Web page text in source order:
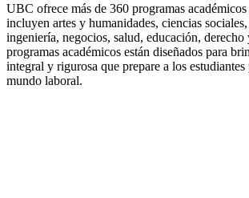
UBC ofrece más de 360 programas académicos
incluyen artes y humanidades, ciencias
ingeniería, negocios, salud, educación, derecho
programas académicos están diseñados para
integral y rigurosa que prepare a los estudiantes
mundo laboral.